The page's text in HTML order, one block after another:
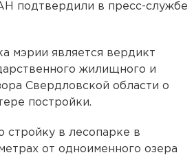
подтвердили в пресс-службе
мэрии является вердикт
жилищного и
Свердловской области о
постройки.
стройку в лесопарке в
от одноименного озера